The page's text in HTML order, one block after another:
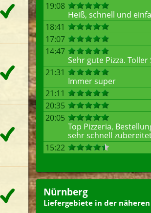
19:08
Heiß, schnell und
18:41
17:07
14:47
Sehr gute Pizza. Toller
21:31
Immer super
21:11
20:35
20:05
Top Pizzeria,
sehr schnell
15:22
Nürnberg
Liefergebiete in der näheren